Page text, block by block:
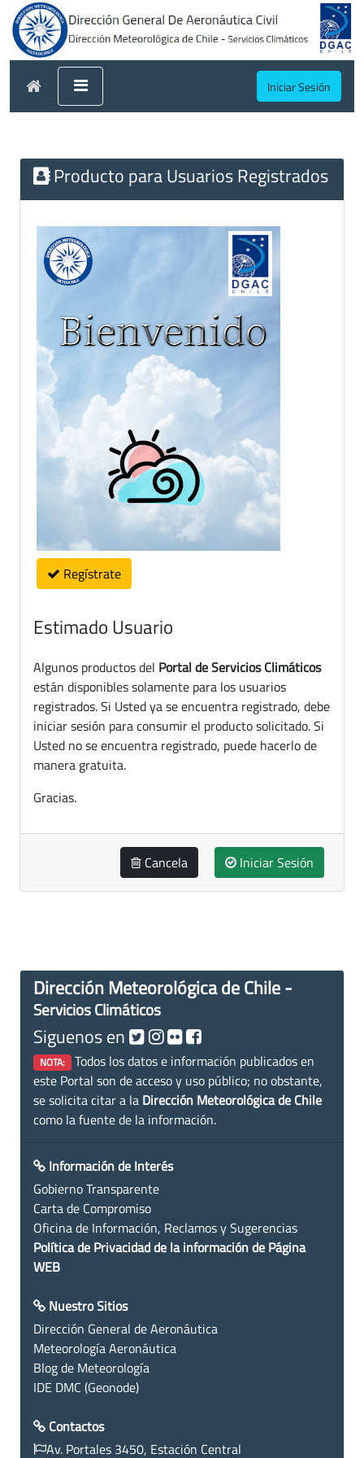
Iniciar Sesión
Producto para Usuarios Registrados
Regístrate
Estimado Usuario
Algunos productos del Portal de Servicios Climáticos
están disponibles solamente para los usuarios
registrados. Si Usted ya se encuentra registrado, debe
iniciar sesión para consumir el producto solicitado. Si
Usted no se encuentra registrado, puede hacerlo de
manera gratuita.
Gracias.
Cancela Iniciar Sesión
Dirección Meteorológica de Chile -
Servicios Climáticos
Siguenos en
NOTA: Todos los datos e información publicados en
este Portal son de acceso y uso público; no obstante,
se solicita citar a la Dirección Meteorológica de Chile
como la fuente de la información.
Información de Interés
Gobierno Transparente
Carta de Compromiso
Oficina de Información, Reclamos y Sugerencias
Política de Privacidad de la información de Página
WEB
Nuestro Sitios
Dirección General de Aeronáutica
Meteorología Aeronáutica
Blog de Meteorología
IDE DMC (Geonode)
Contactos
Av. Portales 3450, Estación Central